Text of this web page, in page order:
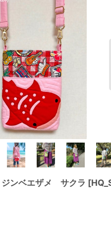
ジンベエザメ サクラ [